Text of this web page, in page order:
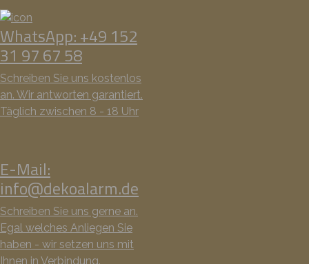
WhatsApp: +49 152
31 97 67 58
Schreiben Sie uns kostenlos
an. Wir antworten garantiert.
Täglich zwischen 8 - 18 Uhr
E-Mail:
info@dekoalarm.de
Schreiben Sie uns gerne an.
Egal welches Anliegen Sie
haben - wir setzen uns mit
Ihnen in Verbindung.